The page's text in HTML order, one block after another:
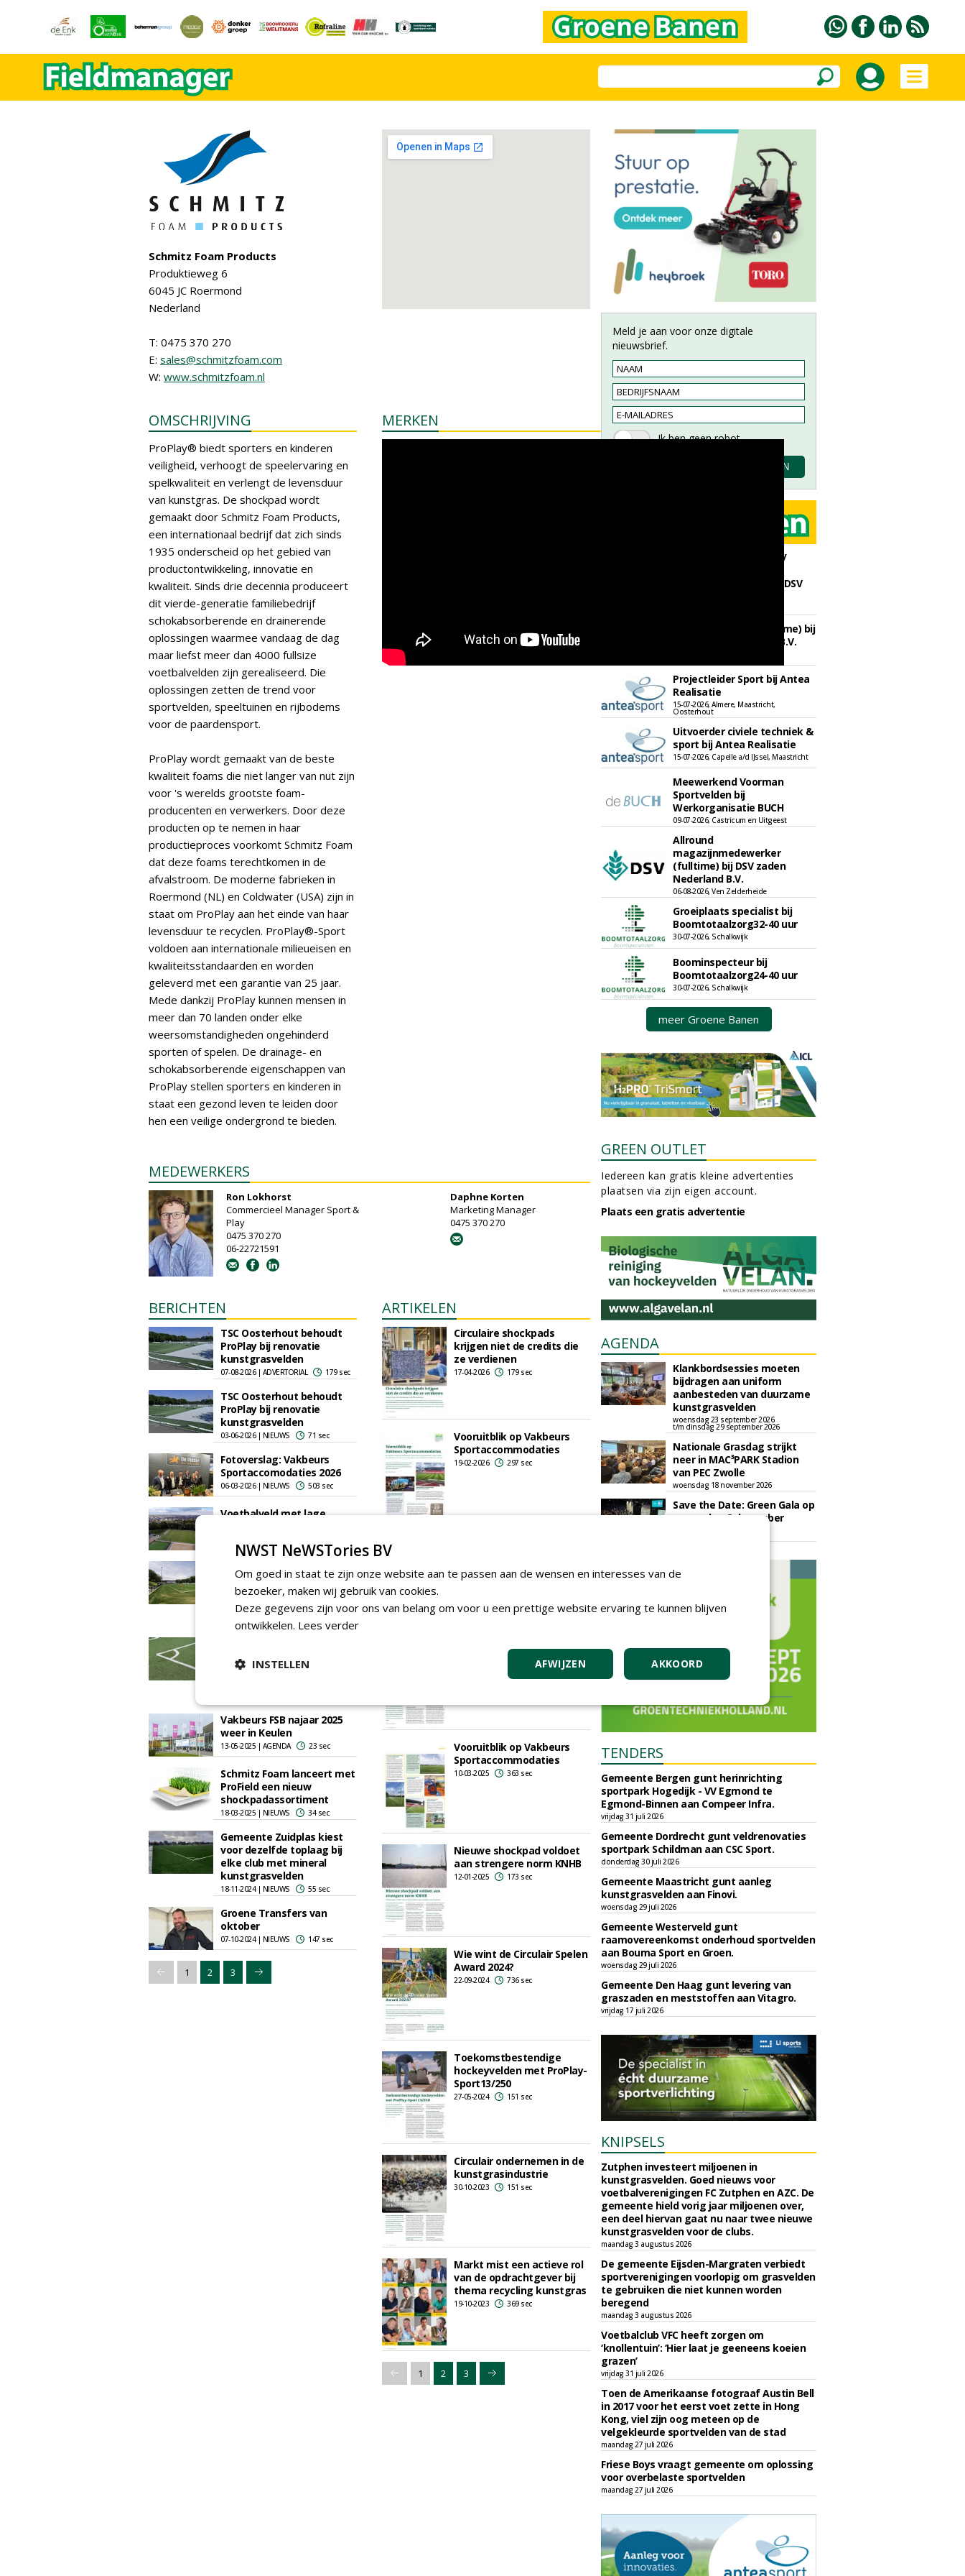
Schmitz Foam Products
Produktieweg 6
6045 JC Roermond
Nederland
T: 0475 370 270
E: sales@schmitzfoam.com
W: www.schmitzfoam.nl
OMSCHRIJVING
ProPlay® biedt sporters en kinderen
veiligheid, verhoogt de speelervaring en
spelkwaliteit en verlengt de levensduur
van kunstgras. De shockpad wordt
gemaakt door Schmitz Foam Products,
een internationaal bedrijf dat zich sinds
1935 onderscheid op het gebied van
productontwikkeling, innovatie en
kwaliteit. Sinds drie decennia produceert
dit vierde-generatie familiebedrijf
schokabsorberende en drainerende
oplossingen waarmee vandaag de dag
maar liefst meer dan 4000 fullsize
voetbalvelden zijn gerealiseerd. Die
oplossingen zetten de trend voor
sportvelden, speeltuinen en rijbodems
voor de paardensport.
ProPlay wordt gemaakt van de beste
kwaliteit foams die niet langer van nut zijn
voor 's werelds grootste foam-
producenten en verwerkers. Door deze
producten op te nemen in haar
productieproces voorkomt Schmitz Foam
dat deze foams terechtkomen in de
afvalstroom. De moderne fabrieken in
Roermond (NL) en Coldwater (USA) zijn in
staat om ProPlay aan het einde van haar
levensduur te recyclen. ProPlay®-Sport
voldoen aan internationale milieueisen en
kwaliteitsstandaarden en worden
geleverd met een garantie van 25 jaar.
Mede dankzij ProPlay kunnen mensen in
meer dan 70 landen onder elke
weersomstandigheden ongehinderd
sporten of spelen. De drainage- en
schokabsorberende eigenschappen van
ProPlay stellen sporters en kinderen in
staat een gezond leven te leiden door
hen een veilige ondergrond te bieden.
MERKEN
MEDEWERKERS
Ron Lokhorst
Commercieel Manager Sport &
Play
0475 370 270
06-22721591
Daphne Korten
Marketing Manager
0475 370 270
BERICHTEN
TSC Oosterhout behoudt
ProPlay bij renovatie
kunstgrasvelden
07-08-2026 | ADVERTORIAL 179 sec
TSC Oosterhout behoudt
ProPlay bij renovatie
kunstgrasvelden
03-06-2026 | NIEUWS 71 sec
Fotoverslag: Vakbeurs
Sportaccomodaties 2026
06-03-2026 | NIEUWS 503 sec
Voetbalveld met lage
Duurzaam kunstgrasveld
met organische infill en
ProPlay-Sport23/150 op
KNVB Campus
04-11-2025 | NIEUWS
ondersteunt invoering
duurzaamheidslabel
Vakbeurs FSB najaar 2025
weer in Keulen
13-05-2025 | AGENDA 23 sec
Schmitz Foam lanceert met
ProField een nieuw
shockpadassortiment
18-03-2025 | NIEUWS 34 sec
Gemeente Zuidplas kiest
voor dezelfde toplaag bij
elke club met mineral
kunstgrasvelden
18-11-2024 | NIEUWS 55 sec
Groene Transfers van
oktober
07-10-2024 | NIEUWS 147 sec
1 2 3
ARTIKELEN
Circulaire shockpads
krijgen niet de credits die
ze verdienen
17-04-2026 179 sec
Vooruitblik op Vakbeurs
Sportaccommodaties
19-02-2026 297 sec
25-04-2025 336 sec
shockpad uit
Vooruitblik op Vakbeurs
Sportaccommodaties
10-03-2025 363 sec
Nieuwe shockpad voldoet
aan strengere norm KNHB
12-01-2025 173 sec
Wie wint de Circulair Spelen
Award 2024?
22-09-2024 736 sec
Toekomstbestendige
hockeyvelden met ProPlay-
Sport13/250
27-05-2024 151 sec
Circulair ondernemen in de
kunstgrasindustrie
30-10-2023 151 sec
Markt mist een actieve rol
van de opdrachtgever bij
thema recycling kunstgras
19-10-2023 369 sec
1 2 3
Meld je aan voor onze digitale
nieuwsbrief.
Proefveldmedewerker/
landbouwmachines bij DSV
Kasmedewerker (fulltime) bij
DSV zaden Nederland B.V.
Projectleider Sport bij Antea
Realisatie
15-07-2026, Almere, Maastricht,
Oosterhout
Uitvoerder civiele techniek &
sport bij Antea Realisatie
15-07-2026, Capelle a/d IJssel, Maastricht
Meewerkend Voorman
Sportvelden bij
Werkorganisatie BUCH
09-07-2026, Castricum en Uitgeest
Allround
magazijnmedewerker
(fulltime) bij DSV zaden
Nederland B.V.
06-08-2026, Ven Zelderheide
Groeiplaats specialist bij
Boomtotaalzorg32-40 uur
30-07-2026, Schalkwijk
Boominspecteur bij
Boomtotaalzorg24-40 uur
30-07-2026, Schalkwijk
meer Groene Banen
GREEN OUTLET
Iedereen kan gratis kleine advertenties
plaatsen via zijn eigen account.
Plaats een gratis advertentie
AGENDA
Klankbordsessies moeten
bijdragen aan uniform
aanbesteden van duurzame
kunstgrasvelden
woensdag 23 september 2026
t/m dinsdag 29 september 2026
Nationale Grasdag strijkt
neer in MAC³PARK Stadion
van PEC Zwolle
woensdag 18 november 2026
Save the Date: Green Gala op
woensdag 2 december
TENDERS
Gemeente Bergen gunt herinrichting
sportpark Hogedijk - VV Egmond te
Egmond-Binnen aan Compeer Infra.
vrijdag 31 juli 2026
Gemeente Dordrecht gunt veldrenovaties
sportpark Schildman aan CSC Sport.
donderdag 30 juli 2026
Gemeente Maastricht gunt aanleg
kunstgrasvelden aan Finovi.
woensdag 29 juli 2026
Gemeente Westerveld gunt
raamovereenkomst onderhoud sportvelden
aan Bouma Sport en Groen.
woensdag 29 juli 2026
Gemeente Den Haag gunt levering van
graszaden en meststoffen aan Vitagro.
vrijdag 17 juli 2026
KNIPSELS
Zutphen investeert miljoenen in
kunstgrasvelden. Goed nieuws voor
voetbalverenigingen FC Zutphen en AZC. De
gemeente hield vorig jaar miljoenen over,
een deel hiervan gaat nu naar twee nieuwe
kunstgrasvelden voor de clubs.
maandag 3 augustus 2026
De gemeente Eijsden-Margraten verbiedt
sportverenigingen voorlopig om grasvelden
te gebruiken die niet kunnen worden
beregend
maandag 3 augustus 2026
Voetbalclub VFC heeft zorgen om
‘knollentuin’: ‘Hier laat je geeneens koeien
grazen’
vrijdag 31 juli 2026
Toen de Amerikaanse fotograaf Austin Bell
in 2017 voor het eerst voet zette in Hong
Kong, viel zijn oog meteen op de
velgekleurde sportvelden van de stad
maandag 27 juli 2026
Friese Boys vraagt gemeente om oplossing
voor overbelaste sportvelden
maandag 27 juli 2026
NWST NeWSTories BV
Om goed in staat te zijn onze website aan te passen aan de wensen en interesses van de
bezoeker, maken wij gebruik van cookies.
Deze gegevens zijn voor ons van belang om voor u een prettige website ervaring te kunnen blijven
ontwikkelen. Lees verder
AKKOORD
AFWIJZEN
INSTELLEN